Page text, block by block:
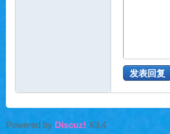
私
发表回复
Powered by Discuz! X3.4